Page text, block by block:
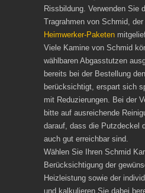
Rissbildung. Verwenden Sie
Tragrahmen von Schmid,
Heimwerker-Paketen
Viele Kamine von Schmid
wählbaren Abgasstutzen
bereits bei der Bestellung
berücksichtigt, erspart sich
mit Reduzierungen. Bei der
bitte auf ausreichende
darauf, dass die Putzdeckel
auch gut erreichbar sind.
Wählen Sie Ihren Schmid
Berücksichtigung der
Heizleistung sowie der
und kalkulieren Sie dabei